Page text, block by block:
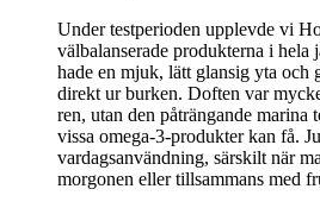
Under testperioden upplevde vi
välbalanserade produkterna i hela
hade en mjuk, lätt glansig yta och
direkt ur burken. Doften var
ren, utan den påträngande marina
vissa omega-3-produkter kan få.
vardagsanvändning, särskilt när
morgonen eller tillsammans med